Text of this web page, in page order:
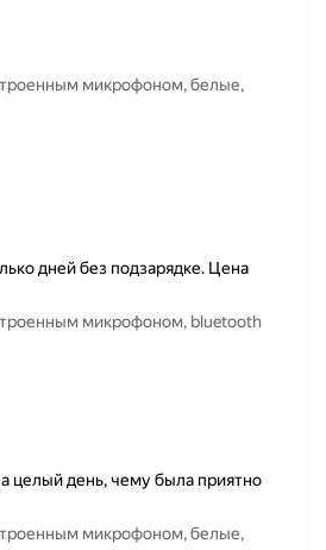
микрофоном, белые,
дней без подзарядке. Цена
микрофоном, bluetooth
целый день, чему была приятно
микрофоном, белые,